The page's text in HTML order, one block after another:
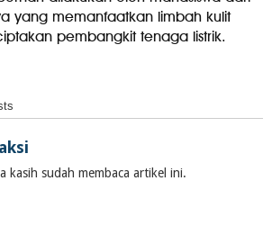
yang memanfaatkan limbah kulit
pembangkit tenaga listrik.
kasih sudah membaca artikel ini.